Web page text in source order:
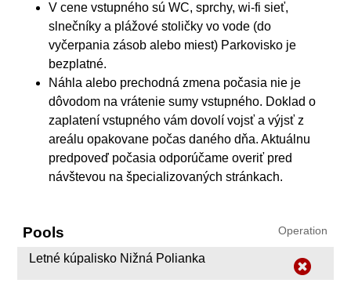
V cene vstupného sú WC, sprchy, wi-fi sieť,
slnečníky a plážové stoličky vo vode (do
vyčerpania zásob alebo miest) Parkovisko je
bezplatné.
Náhla alebo prechodná zmena počasia nie je
dôvodom na vrátenie sumy vstupného. Doklad o
zaplatení vstupného vám dovolí vojsť a výjsť z
areálu opakovane počas daného dňa. Aktuálnu
predpoveď počasia odporúčame overiť pred
návštevou na špecializovaných stránkach.
Pools Operation
Letné kúpalisko Nižná Polianka